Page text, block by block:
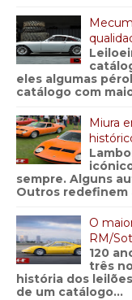
eles algumas
catálogo com
Miura
sempre. Alguns
Outros redefinem
O
RM/
120
três
história dos
de um catálogo...